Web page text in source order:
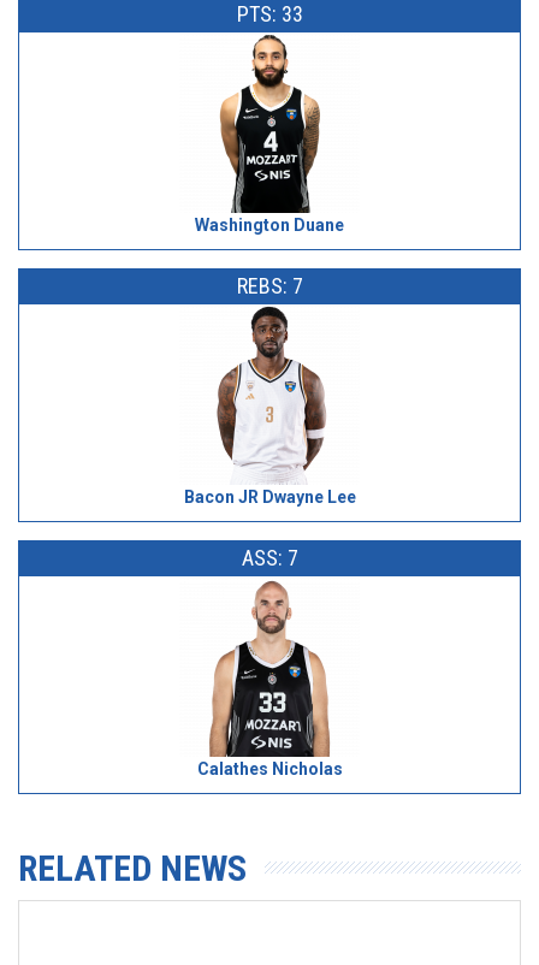
PTS: 33
Washington Duane
REBS: 7
Bacon JR Dwayne Lee
ASS: 7
Calathes Nicholas
RELATED NEWS